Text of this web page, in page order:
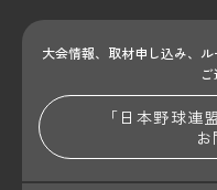
大会情報、取材申し込み、
「日本野球連